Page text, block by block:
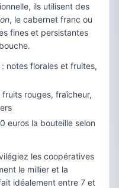
ils utilisent des
, le cabernet franc ou
fines et persistantes
: notes florales et fruites,
fruits rouges, fraîcheur,
euros la bouteille selon
les coopératives
le millier et la
idéalement entre 7 et